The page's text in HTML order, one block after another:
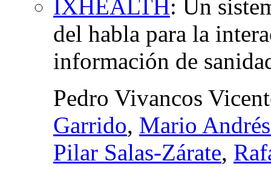
IXHEALTH: Un
del habla para la
información de
Pedro Vivancos
Garrido, Mario
Pilar Salas-Zárate,